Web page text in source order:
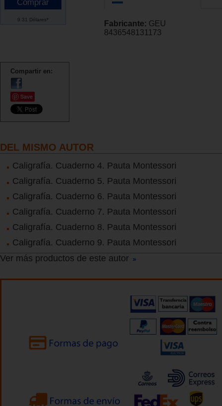
9.31 Dólares*
Compartir en:
Save
Fabricante: GEU
8436548131173
DEL MISMO AUTOR
Caligrafía. Cuaderno 4. Pauta Montessori
Caligrafía. Cuaderno 5. Pauta Montessori
Caligrafía. Cuaderno 6. Pauta Montessori
Caligrafía. Cuaderno 7. Pauta Montessori
Caligrafía. Cuaderno 8. Pauta Montessori
Caligrafía. Cuaderno 9. Pauta Montessori
Ver más productos de este autor